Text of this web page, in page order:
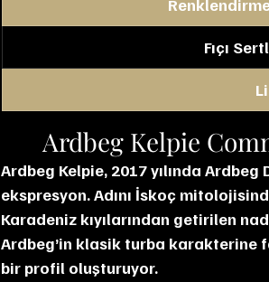
Fıçı
Ardbeg Kelpie
Ardbeg Kelpie, 2017 yılında Ardbeg
ekspresyon. Adını İskoç
Karadeniz kıyılarından getirilen
Ardbeg’in klasik turba karakterine
bir profil oluşturuyor.